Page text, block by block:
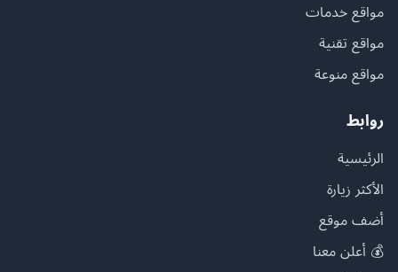
مواقع خدمات
مواقع تقنية
مواقع منوعة
روابط
الرئيسية
الأكثر زيارة
أضف موقع
💰 أعلن معنا